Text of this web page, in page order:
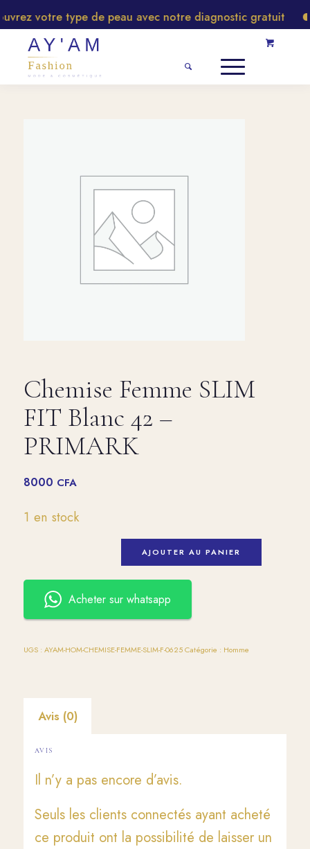
votre type de peau avec notre diagnostic gratuit
Chemise Femme SLIM
FIT Blanc 42 –
PRIMARK
8000 CFA
1 en stock
AJOUTER AU PANIER
Acheter sur whatsapp
UGS : AYAM-HOM-CHEMISE-FEMME-SLIM-F-0625 Catégorie : Homme
Avis (0)
AVIS
Il n’y a pas encore d’avis.
Seuls les clients connectés ayant acheté
ce produit ont la possibilité de laisser un